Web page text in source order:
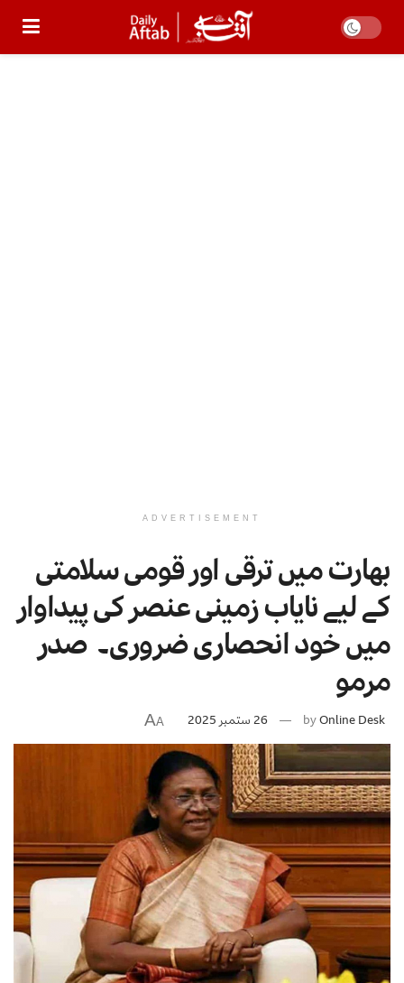
ADVERTISEMENT
بھارت میں ترقی اور قومی سلامتی
کے لیے نایاب زمینی عنصر کی پیداوار
میں خود انحصاری ضروری۔ صدر
مرمو
byOnline Desk 26 ستمبر 2025 A
A